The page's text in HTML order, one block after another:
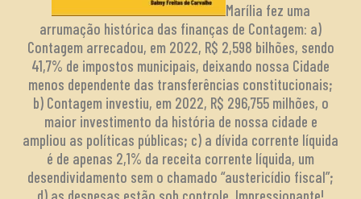
Marília fez uma
arrumação histórica das finanças de Contagem: a)
Contagem arrecadou, em 2022, R$ 2,598 bilhões, sendo
41,7% de impostos municipais, deixando nossa Cidade
menos dependente das transferências constitucionais;
b) Contagem investiu, em 2022, R$ 296,755 milhões, o
maior investimento da história de nossa cidade e
ampliou as políticas públicas; c) a dívida corrente líquida
é de apenas 2,1% da receita corrente líquida, um
desendividamento sem o chamado “austericídio fiscal”;